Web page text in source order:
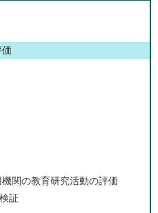
関の教育研究活動の評価
証